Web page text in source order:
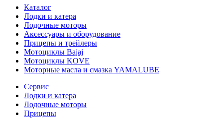
Каталог
Лодки и катера
Лодочные моторы
Аксессуары и оборудование
Прицепы и трейлеры
Мотоциклы Bajaj
Мотоциклы KOVE
Моторные масла и смазка YAMALUBE
Сервис
Лодки и катера
Лодочные моторы
Прицепы